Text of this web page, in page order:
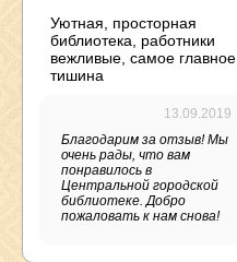
Уютная, просторная
библиотека, работники
вежливые, самое главное
тишина
13.09.2019
Благодарим за отзыв! Мы
очень рады, что вам
понравилось в
Центральной городской
библиотеке. Добро
пожаловать к нам снова!